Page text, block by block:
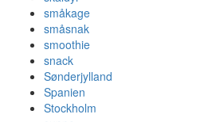
småkage
småsnak
smoothie
snack
Sønderjylland
Spanien
Stockholm